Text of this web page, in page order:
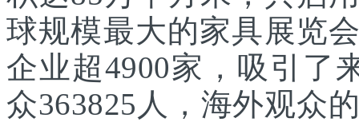
球规模最大的家具展览
企业超4900家，吸引了
众363825人，海外观众